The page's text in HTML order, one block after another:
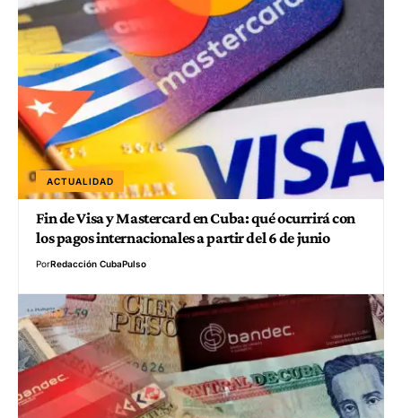
ACTUALIDAD
Fin de Visa y Mastercard en Cuba: qué ocurrirá con
los pagos internacionales a partir del 6 de junio
PorRedacción CubaPulso